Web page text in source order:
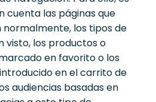
cuenta las páginas que
normalmente, los tipos de
visto, los productos o
en favorito o los
en el carrito de
audiencias basadas en